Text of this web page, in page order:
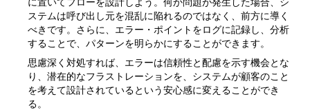
ステムは呼び出し元を混乱に陥れるのではなく、前方に導く
べきです。さらに、エラー・ポイントをログに記録し、分析
することで、パターンを明らかにすることができます。
思慮深く対処すれば、エラーは信頼性と配慮を示す機会とな
り、潜在的なフラストレーションを、システムが顧客のこと
を考えて設計されているという安心感に変えることができ
る。